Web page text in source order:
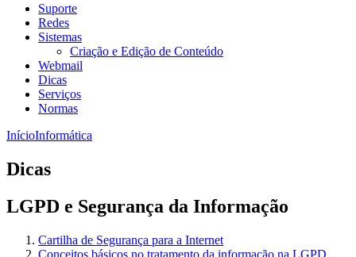
Suporte
Redes
Sistemas
Criação e Edição de Conteúdo
Webmail
Dicas
Serviços
Normas
InícioInformática
Dicas
LGPD e Segurança da Informação
Cartilha de Segurança para a Internet
Conceitos básicos no tratamento da informação na LGPD